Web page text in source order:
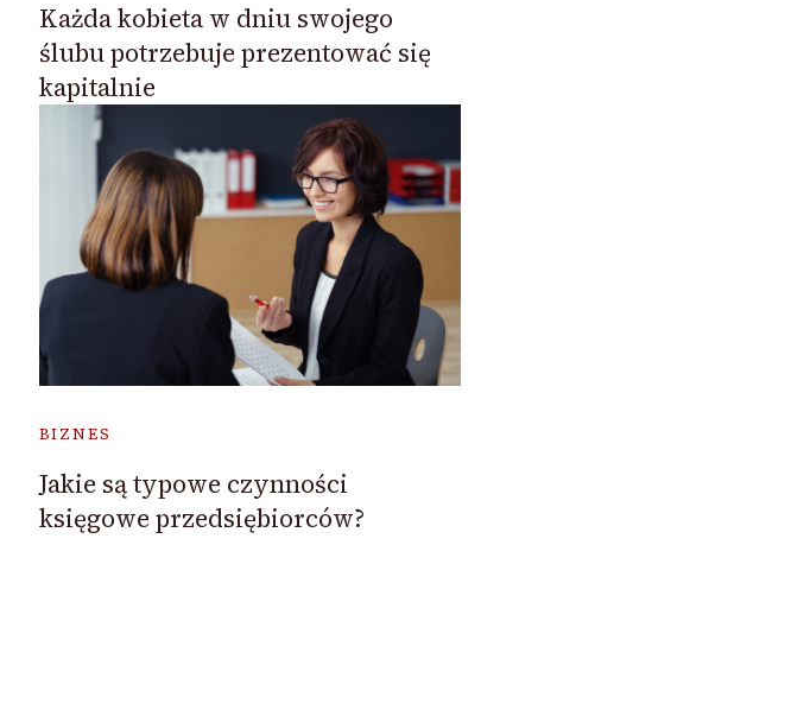
Każda kobieta w dniu swojego
ślubu potrzebuje prezentować się
kapitalnie
BIZNES
Jakie są typowe czynności
księgowe przedsiębiorców?